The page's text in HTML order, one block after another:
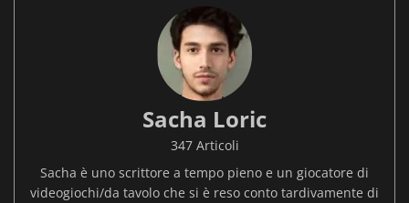
Sacha Loric
347 Articoli
Sacha è uno scrittore a tempo pieno e un giocatore di
videogiochi/da tavolo che si è reso conto tardivamente di